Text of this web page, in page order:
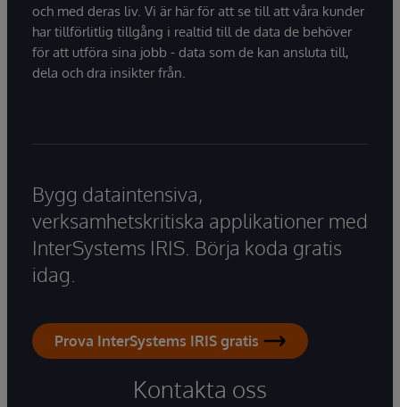
och med deras liv. Vi är här för att se till att våra kunder
har tillförlitlig tillgång i realtid till de data de behöver
för att utföra sina jobb - data som de kan ansluta till,
dela och dra insikter från.
Bygg dataintensiva,
verksamhetskritiska applikationer med
InterSystems IRIS. Börja koda gratis
idag.
Prova InterSystems IRIS gratis
Kontakta oss